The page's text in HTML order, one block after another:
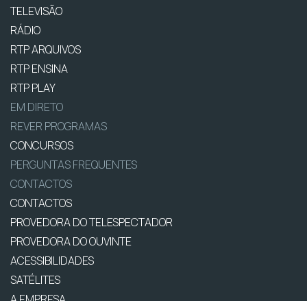
TELEVISÃO
RÁDIO
RTP ARQUIVOS
RTP ENSINA
RTP PLAY
EM DIRETO
REVER PROGRAMAS
CONCURSOS
PERGUNTAS FREQUENTES
CONTACTOS
CONTACTOS
PROVEDORA DO TELESPECTADOR
PROVEDORA DO OUVINTE
ACESSIBILIDADES
SATÉLITES